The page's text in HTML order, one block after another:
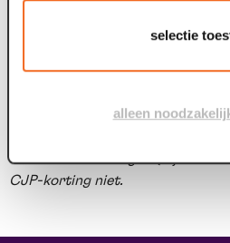
selectie
alleen
begeleiders gaan dan gratis
om je reservering al eerder door
* Bij de voorstellingen in het
andere voorstellingen(bij
CJP-korting niet.